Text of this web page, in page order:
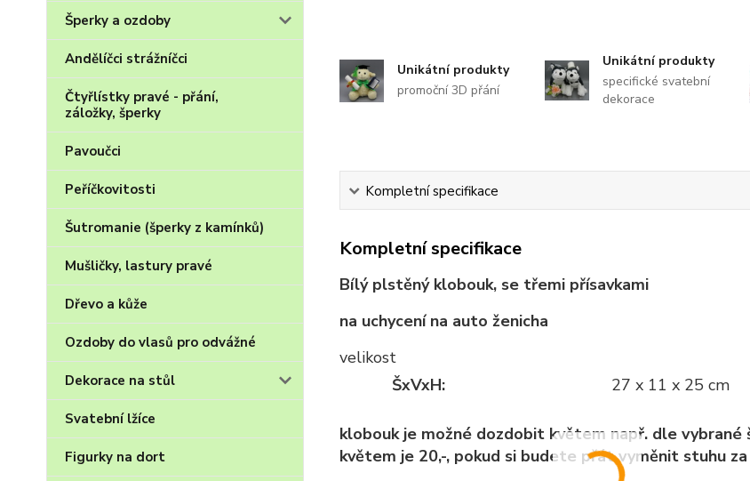
Šperky a ozdoby
Andělíčci strážníčci
Čtyřlístky pravé - přání,
záložky, šperky
Pavoučci
Peříčkovitosti
Šutromanie (šperky z kamínků)
Mušličky, lastury pravé
Dřevo a kůže
Ozdoby do vlasů pro odvážné
Dekorace na stůl
Svatební lžíce
Figurky na dort
Unikátní produkty
promoční 3D přání
Unikátní produkty
specifické svatební
dekorace
Kompletní specifikace
Kompletní specifikace
Bílý plstěný klobouk, se třemi přísavkami
na uchycení na auto ženicha
velikost
ŠxVxH:
27 x 11 x 25 cm
klobouk je možné dozdobit květem např. dle
květem je 20,-, pokud si budete přát vyměnit stuhu